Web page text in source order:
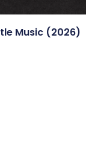
Music (2026)